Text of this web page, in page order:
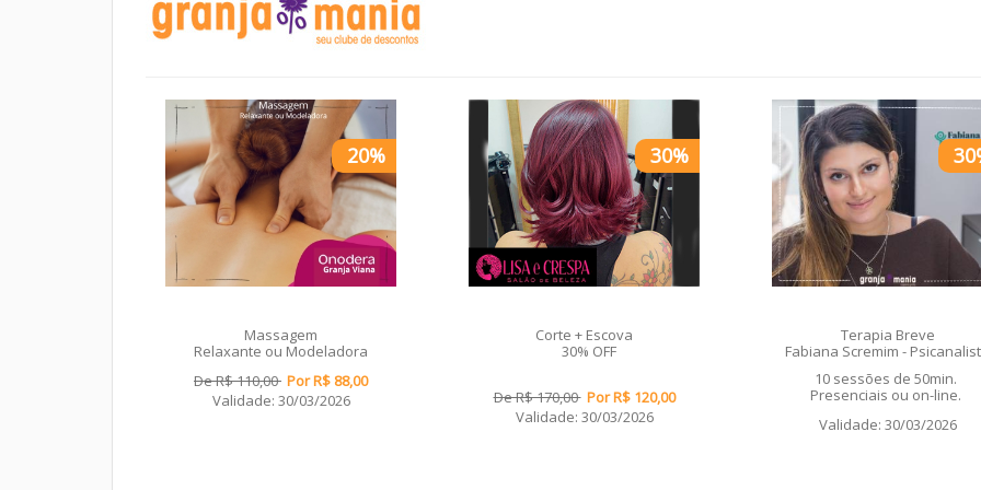
20%
Massagem
Relaxante ou Modeladora
De R$ 110,00 Por R$ 88,00
Validade: 30/03/2026
30%
Corte + Escova
30% OFF
De R$ 170,00 Por R$ 120,00
Validade: 30/03/2026
Terapia Breve
Fabiana Scremim -
10 sessões de 50min.
Presenciais ou on-line.
Validade: 30/03/2026